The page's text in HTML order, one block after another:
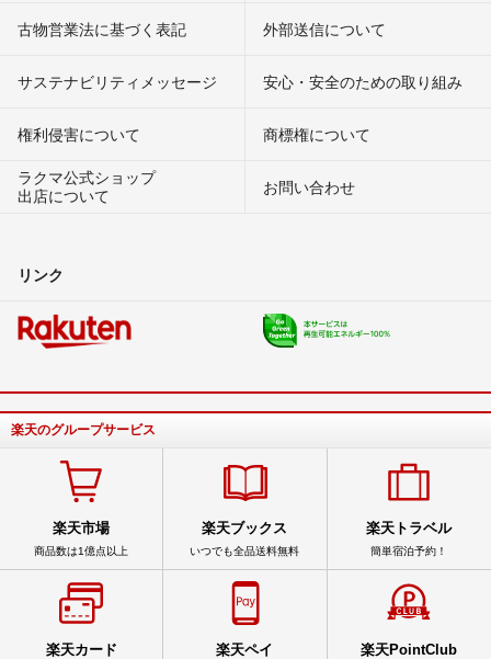
古物営業法に基づく表記 外部送信について
サステナビリティメッセージ 安心・安全のための取り組み
権利侵害について
商標権について
ラクマ公式ショップ
出店について
お問い合わせ
リンク
楽天のグループサービス
楽天市場
商品数は1億点以上
楽天ブックス
いつでも全品送料無料
楽天トラベル
簡単宿泊予約！
楽天カード 楽天ペイ 楽天PointClub